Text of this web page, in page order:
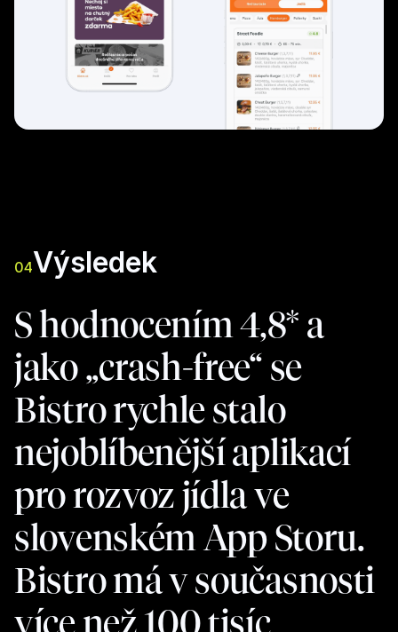
04Výsledek
S hodnocením 4,8* a
jako „crash-free“ se
Bistro rychle stalo
nejoblíbenější aplikací
pro rozvoz jídla ve
slovenském App Storu.
Bistro má v současnosti
více než 100 tisíc